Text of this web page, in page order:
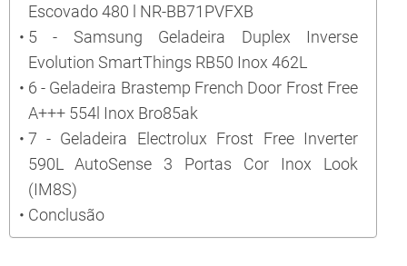
Escovado 480 l NR-BB71PVFXB
5 - Samsung Geladeira Duplex Inverse
Evolution SmartThings RB50 Inox 462L
6 - Geladeira Brastemp French Door Frost Free
A+++ 554l Inox Bro85ak
7 - Geladeira Electrolux Frost Free Inverter
590L AutoSense 3 Portas Cor Inox Look
(IM8S)
Conclusão